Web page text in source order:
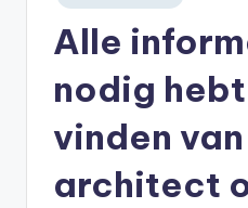
in
Alle
nodig
vinden
architect